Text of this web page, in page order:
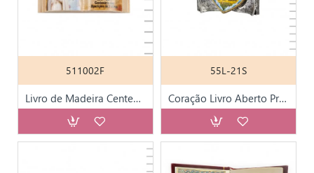
511002F
Livro de Madeira Centenário das Aparições
55L-21S
Coração Livro Aberto Prateado